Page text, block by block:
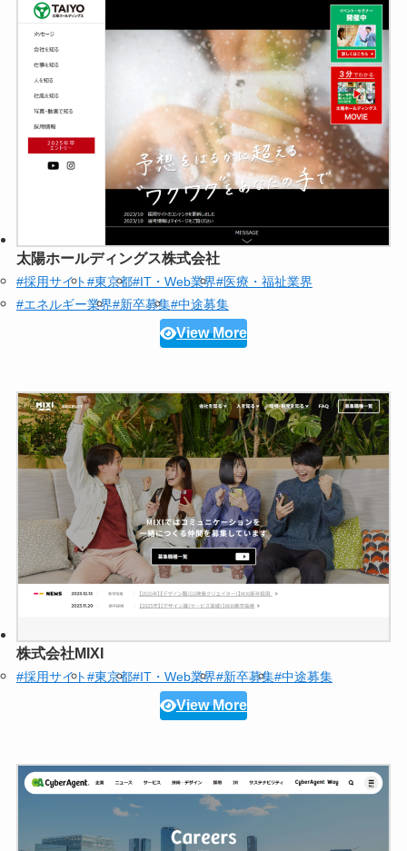
太陽ホールディングス株式会社
#採用サイト#東京都#IT・Web業界#医療・福祉業界
#エネルギー業界#新卒募集#中途募集
View More
株式会社MIXI
#採用サイト#東京都#IT・Web業界#新卒募集#中途募集
View More